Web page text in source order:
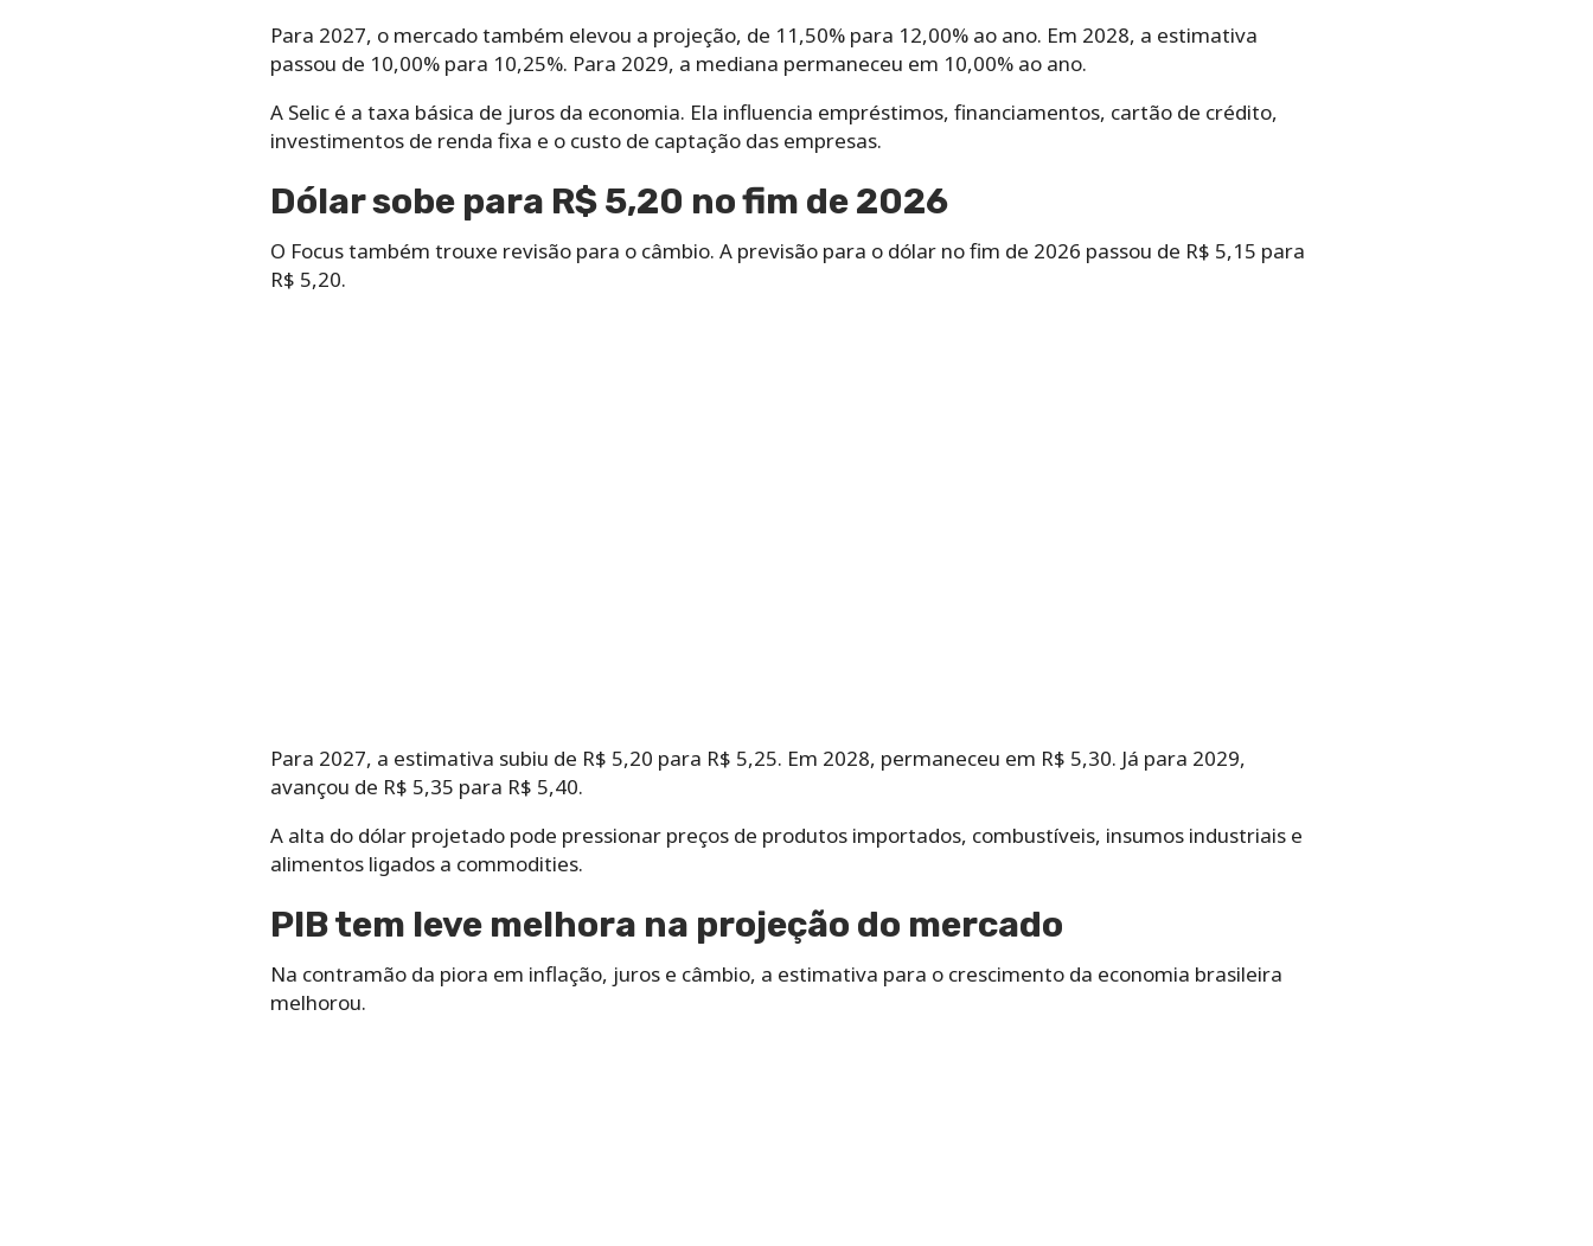
Para 2027, o mercado também elevou a projeção, de 11,50% para 12,00% ao ano. Em 2028, a estimativa
passou de 10,00% para 10,25%. Para 2029, a mediana permaneceu em 10,00% ao ano.
A Selic é a taxa básica de juros da economia. Ela influencia empréstimos, financiamentos, cartão de crédito,
investimentos de renda fixa e o custo de captação das empresas.
Dólar sobe para R$ 5,20 no fim de 2026
O Focus também trouxe revisão para o câmbio. A previsão para o dólar no fim de 2026 passou de R$ 5,15 para
R$ 5,20.
Para 2027, a estimativa subiu de R$ 5,20 para R$ 5,25. Em 2028, permaneceu em R$ 5,30. Já para 2029,
avançou de R$ 5,35 para R$ 5,40.
A alta do dólar projetado pode pressionar preços de produtos importados, combustíveis, insumos industriais e
alimentos ligados a commodities.
PIB tem leve melhora na projeção do mercado
Na contramão da piora em inflação, juros e câmbio, a estimativa para o crescimento da economia brasileira
melhorou.